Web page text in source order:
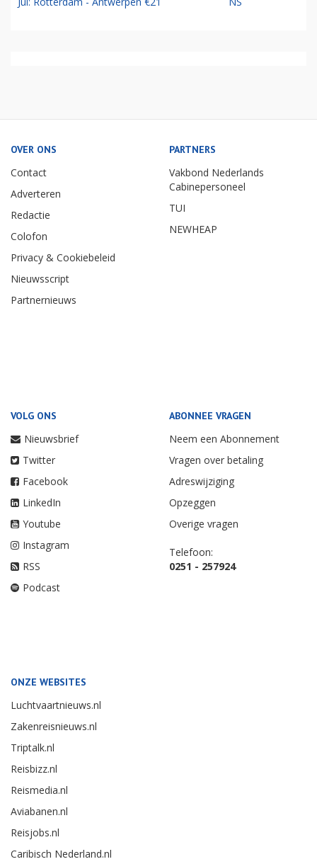
OVER ONS
Contact
Adverteren
Redactie
Colofon
Privacy & Cookiebeleid
Nieuwsscript
Partnernieuws
PARTNERS
Vakbond Nederlands
Cabinepersoneel
TUI
NEWHEAP
VOLG ONS
Nieuwsbrief
Twitter
Facebook
LinkedIn
Youtube
Instagram
RSS
Podcast
ABONNEE VRAGEN
Neem een Abonnement
Vragen over betaling
Adreswijziging
Opzeggen
Overige vragen
Telefoon:
0251 - 257924
ONZE WEBSITES
Luchtvaartnieuws.nl
Zakenreisnieuws.nl
Triptalk.nl
Reisbizz.nl
Reismedia.nl
Aviabanen.nl
Reisjobs.nl
Caribisch Nederland.nl